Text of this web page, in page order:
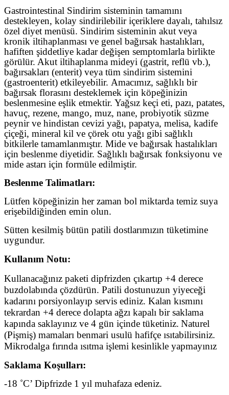
Gastrointestinal Sindirim sisteminin tamamını
destekleyen, kolay sindirilebilir içeriklere dayalı, tahılsız
özel diyet menüsü. Sindirim sisteminin akut veya
kronik iltihaplanması ve genel bağırsak hastalıkları,
hafiften şiddetliye kadar değişen semptomlarla birlikte
görülür. Akut iltihaplanma mideyi (gastrit, reflü vb.),
bağırsakları (enterit) veya tüm sindirim sistemini
(gastroenterit) etkileyebilir. Amacımız, sağlıklı bir
bağırsak florasını desteklemek için köpeğinizin
beslenmesine eşlik etmektir. Yağsız keçi eti, pazı, patates,
havuç, rezene, mango, muz, nane, probiyotik süzme
peynir ve hindistan cevizi yağı, papatya, melisa, kadife
çiçeği, mineral kil ve çörek otu yağı gibi sağlıklı
bitkilerle tamamlanmıştır. Mide ve bağırsak hastalıkları
için beslenme diyetidir. Sağlıklı bağırsak fonksiyonu ve
mide astarı için formüle edilmiştir.
Beslenme Talimatları:
Lütfen köpeğinizin her zaman bol miktarda temiz suya
erişebildiğinden emin olun.
Sütten kesilmiş bütün patili dostlarımızın tüketimine
uygundur.
Kullanım Notu:
Kullanacağınız paketi dipfrizden çıkartıp +4 derece
buzdolabında çözdürün. Patili dostunuzun yiyeceği
kadarını porsiyonlayıp servis ediniz. Kalan kısmını
tekrardan +4 derece dolapta ağzı kapalı bir saklama
kapında saklayınız ve 4 gün içinde tüketiniz. Naturel
(Pişmiş) mamaları benmari usulü hafifçe ısıtabilirsiniz.
Mikrodalga fırında ısıtma işlemi kesinlikle yapmayınız
Saklama Koşulları:
-18 ˚C’ Dipfrizde 1 yıl muhafaza edeniz.